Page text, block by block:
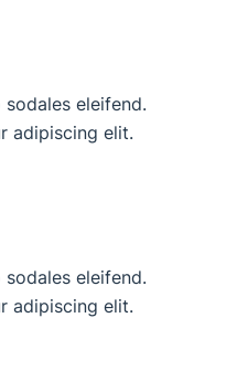
eleifend.
adipiscing elit.
eleifend.
adipiscing elit.